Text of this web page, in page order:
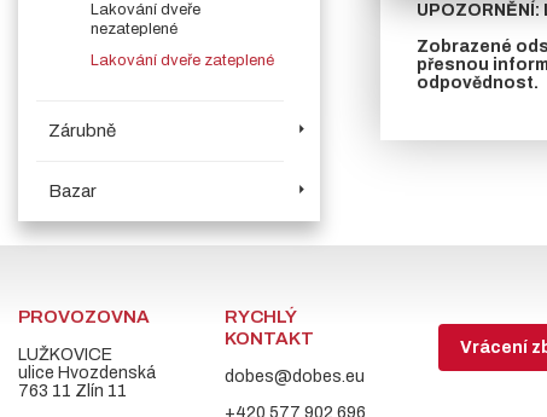
Lakování dveře
nezateplené
Lakování dveře zateplené
Zárubně
Bazar
UPOZORNĚNÍ:
Zobrazené
přesnou
odpovědnost.
PROVOZOVNA
LUŽKOVICE
ulice Hvozdenská
763 11 Zlín 11
RYCHLÝ
KONTAKT
dobes@dobes.eu
+420 577 902 696
Vrácení